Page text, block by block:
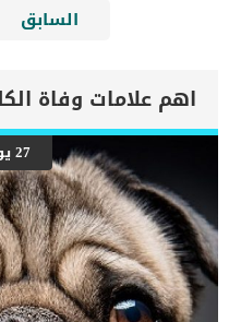
السابق
27 يوليو 2023